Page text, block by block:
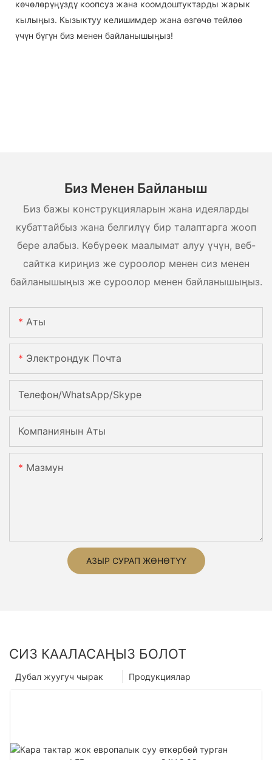
көчөлөрүңүздү коопсуз жана коомдоштуктарды жарык
кылыңыз. Кызыктуу келишимдер жана өзгөчө тейлөө
үчүн бүгүн биз менен байланышыңыз!
Биз Менен Байланыш
Биз бажы конструкцияларын жана идеяларды
кубаттайбыз жана белгилүү бир талаптарга жооп
бере алабыз. Көбүрөөк маалымат алуу үчүн, веб-
сайтка кириңиз же суроолор менен сиз менен
байланышыңыз же суроолор менен байланышыңыз.
Аты
Электрондук Почта
Телефон/WhatsApp/Skype
Компаниянын Аты
Мазмун
АЗЫР СУРАП ЖӨНӨТҮҮ
СИЗ КААЛАСАҢЫЗ БОЛОТ
Продукциялар
Дубал жуугуч чырак